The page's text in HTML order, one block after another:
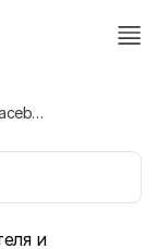
Обложка Facebook для Курс Создателя и Наставника